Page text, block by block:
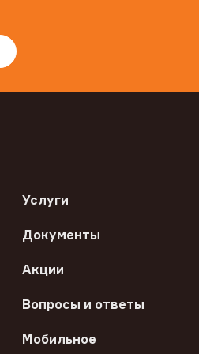
Услуги
Документы
Акции
Вопросы и ответы
Мобильное